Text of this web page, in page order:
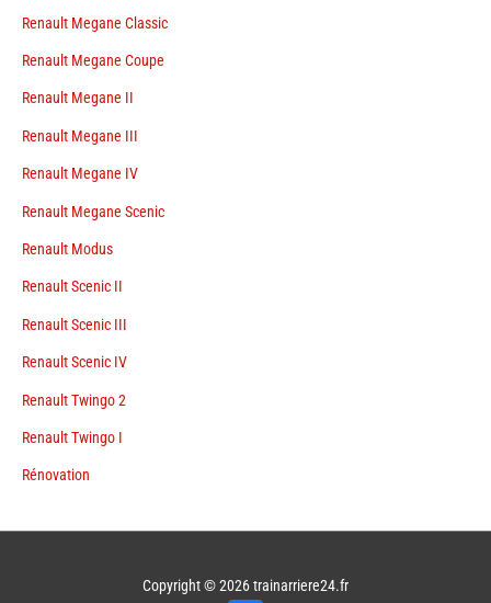
Renault Megane Classic
Renault Megane Coupe
Renault Megane II
Renault Megane III
Renault Megane IV
Renault Megane Scenic
Renault Modus
Renault Scenic II
Renault Scenic III
Renault Scenic IV
Renault Twingo 2
Renault Twingo I
Rénovation
Copyright © 2026trainarriere24.fr